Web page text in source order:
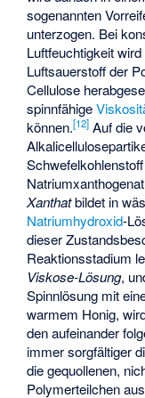
sogenannten
unterzogen. Bei
Luftfeuchtigkeit
Luftsauerstoff der
Cellulose
spinnfähige
können.[12] Auf die
Xanthatbildet in
Natriumhydroxid-
dieser
Reaktionsstadium
Viskose-Lösung,
Spinnlösung mit
warmem Honig,
den aufeinander
immer sorgfältiger
die gequollenen,
Polymerteilchen